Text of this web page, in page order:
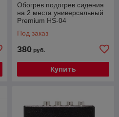
Обогрев подогрев сидения
на 2 места универсальный
Premium HS-04
Под заказ
380 руб.
Купить